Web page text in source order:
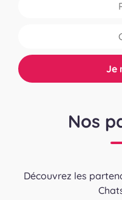
Nos
Découvrez les